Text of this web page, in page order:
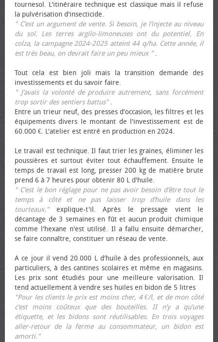
tournesol. L'itinéraire technique est classique mais il refuse
la pulvérisation d'insecticide.
" C’est un argument de vente. Si besoin, je l’injecte au niveau
du sol. Les terres argilo-limoneuses ont du potentiel. En
colza, la campagne 2024-2025 atteint 44 q/ha. Cette année, il
est très beau, on devrait faire un peu mieux ".
Tout cela est bien joli mais la transition demande des
investissements et du savoir faire.
" J’avais la volonté de produire autrement, sans forcément
trop sortir des sentiers battus".
Entre un trieur neuf, des presses d'occasion, les filtres et les
équipements divers le montant de l'investissement est de
60.000 €. L'atelier est entré en production en 2024.
Le travail est technique. Il faut trier les graines, éliminer les
poussières et surtout éviter tout échauffement. Ensuite le
temps de travail est long, presser 200 kg de matière brute
prend 6 à 7 heures pour obtenir 80 L d'huile.
" C’est le bon réglage pour ne pas avoir besoin d’être tout le
temps à côté et ne pas laisser trop d’huile dans les
tourteaux."explique-t'il. Après le pressage vient le
décantage de 3 semaines en fût et aucun produit chimique
comme l'hexane n'est utilisé. Il a fallu ensuite démarcher,
se faire connaître, constituer un réseau de vente.
A ce jour il vend 20.000 L d'huile à des professionnels, aux
particuliers, à des cantines scolaires et même en magasins.
Les prix sont étudiés pour une meilleure valorisation. Il
tend actuellement à vendre ses huiles en bidon de 5 litres
"Pour les clients le prix est moins cher, 4 €/l, et de mon côté
c’est moins coûteux que des bouteilles. II n’y a qu’une
étiquette, et les bidons sont réutilisables. En trois voyages
aller-retour de la ferme au consommateur, un bidon est
amorti."